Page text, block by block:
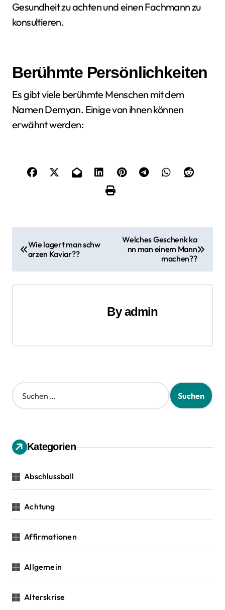
Gesundheit zu achten und einen Fachmann zu
konsultieren.
Berühmte Persönlichkeiten
Es gibt viele berühmte Menschen mit dem
Namen Demyan. Einige von ihnen können
erwähnt werden:
i
s
n
v
g
a
t
i
o
Wie lagert man schw
arzen Kaviar??
Welches Geschenk ka
nn man einem Mann
machen??
Byadmin
S
u
n
n
c
Kategorien
Abschlussball
Achtung
Affirmationen
Allgemein
Alterskrise